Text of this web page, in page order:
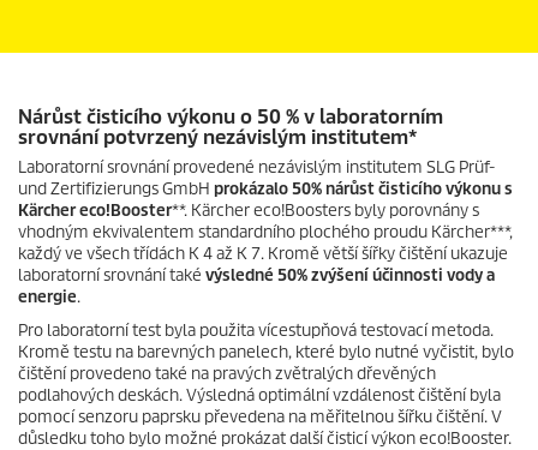
Nárůst čisticího výkonu o 50 % v laboratorním
srovnání potvrzený nezávislým institutem*
Laboratorní srovnání provedené nezávislým institutem SLG Prüf-
und Zertifizierungs GmbH prokázalo 50% nárůst čisticího výkonu s
Kärchereco!Booster**. Kärcher eco!Boosters byly porovnány s
vhodným ekvivalentem standardního plochého proudu Kärcher***,
každý ve všech třídách K 4 až K 7. Kromě větší šířky čištění ukazuje
laboratorní srovnání také výsledné 50% zvýšení účinnosti vody a
energie.
Pro laboratorní test byla použita vícestupňová testovací metoda.
Kromě testu na barevných panelech, které bylo nutné vyčistit, bylo
čištění provedeno také na pravých zvětralých dřevěných
podlahových deskách. Výsledná optimální vzdálenost čištění byla
pomocí senzoru paprsku převedena na měřitelnou šířku čištění. V
důsledku toho bylo možné prokázat další čisticí výkoneco!Booster.